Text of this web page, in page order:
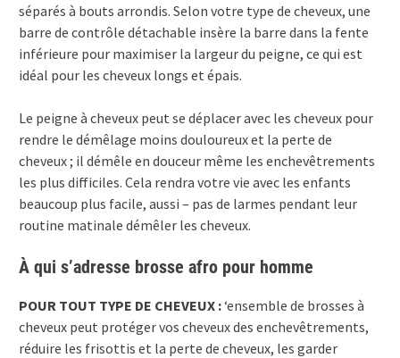
séparés à bouts arrondis. Selon votre type de cheveux, une
barre de contrôle détachable insère la barre dans la fente
inférieure pour maximiser la largeur du peigne, ce qui est
idéal pour les cheveux longs et épais.
Le peigne à cheveux peut se déplacer avec les cheveux pour
rendre le démêlage moins douloureux et la perte de
cheveux ; il démêle en douceur même les enchevêtrements
les plus difficiles. Cela rendra votre vie avec les enfants
beaucoup plus facile, aussi – pas de larmes pendant leur
routine matinale démêler les cheveux.
À qui s’adresse brosse afro pour homme
POUR TOUT TYPE DE CHEVEUX :‘ensemble de brosses à
cheveux peut protéger vos cheveux des enchevêtrements,
réduire les frisottis et la perte de cheveux, les garder